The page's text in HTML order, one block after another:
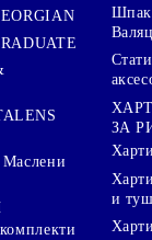
ЗА
и туш